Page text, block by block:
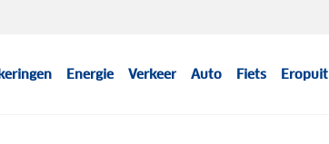
Energie Verkeer Auto Fiets Eropuit